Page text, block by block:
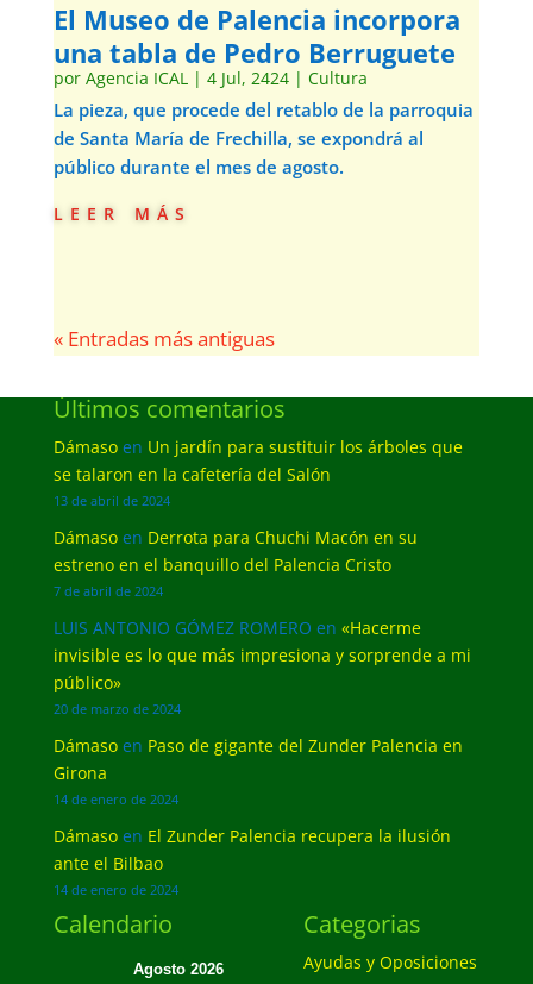
El Museo de Palencia incorpora
una tabla de Pedro Berruguete
por Agencia ICAL| 4 Jul, 2424| Cultura
La pieza, que procede del retablo de la parroquia
de Santa María de Frechilla, se expondrá al
público durante el mes de agosto.
leer más
« Entradas más antiguas
Últimos comentarios
Dámasoen Un jardín para sustituir los árboles que
se talaron en la cafetería del Salón
13 de abril de 2024
Dámasoen Derrota para Chuchi Macón en su
estreno en el banquillo del Palencia Cristo
7 de abril de 2024
LUIS ANTONIO GÓMEZ ROMERO en «Hacerme
invisible es lo que más impresiona y sorprende a mi
público»
20 de marzo de 2024
Dámasoen Paso de gigante del Zunder Palencia en
Girona
14 de enero de 2024
Dámasoen El Zunder Palencia recupera la ilusión
ante el Bilbao
14 de enero de 2024
Calendario
Agosto 2026
Categorias
Ayudas y Oposiciones